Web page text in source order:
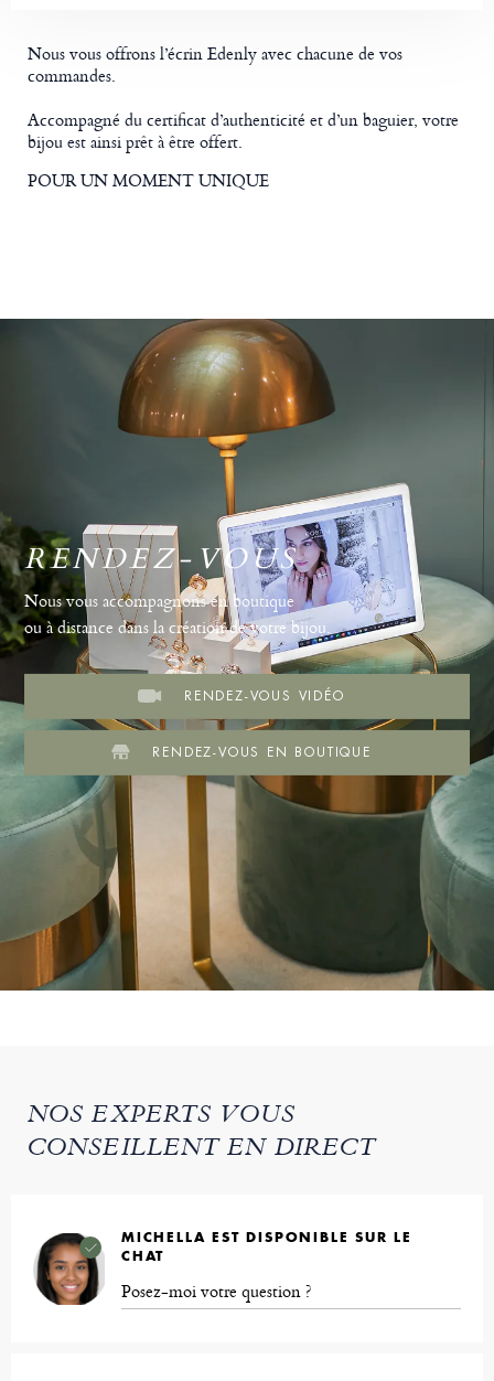
Nous vous offrons l’écrin Edenly avec chacune de vos
commandes.
Accompagné du certificat d’authenticité et d’un baguier, votre
bijou est ainsi prêt à être offert.
POUR UN MOMENT UNIQUE
RENDEZ-VOUS
Nous vous accompagnons en boutique
ou à distance dans la création de votre bijou.
RENDEZ-VOUS VIDÉO
RENDEZ-VOUS EN BOUTIQUE
NOS EXPERTS VOUS
CONSEILLENT EN DIRECT
MICHELLA EST DISPONIBLE SUR LE
CHAT
Posez-moi votre question ?